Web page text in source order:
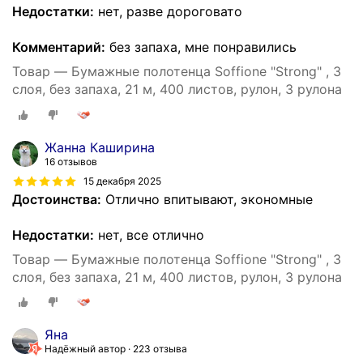
Недостатки: нет, разве дороговато
Комментарий: без запаха, мне понравились
Товар — Бумажные полотенца Soffione "Strong" , 3
слоя, без запаха, 21 м, 400 листов, рулон, 3 рулона
Жанна Каширина
16 отзывов
15 декабря 2025
Достоинства: Отлично впитывают, экономные
Недостатки: нет, все отлично
Товар — Бумажные полотенца Soffione "Strong" , 3
слоя, без запаха, 21 м, 400 листов, рулон, 3 рулона
Яна
Надёжный автор
223 отзыва